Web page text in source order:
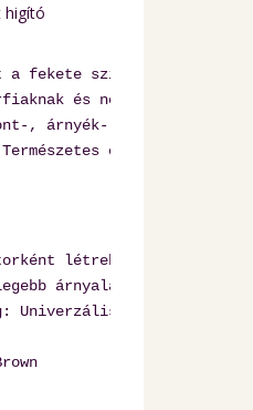
higító
a fekete színt meleg
és nőknek
, árnyék- és hajszál
Természetes és harmonikus
létrehozott pigment
árnyalatok
Univerzális eszköz